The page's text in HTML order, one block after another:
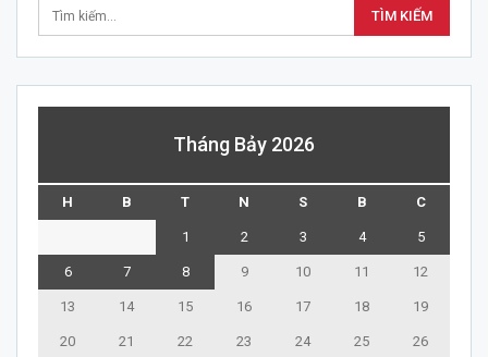
Tháng Bảy 2026
H B T N S B C
1 2 3 4 5
6 7 8 9 10 11 12
13 14 15 16 17 18 19
20 21 22 23 24 25 26